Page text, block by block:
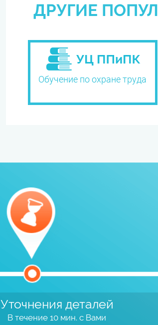
ДРУГИЕ
Обучение по охране труда
Уточнения деталей
В течение 10 мин. с Вами